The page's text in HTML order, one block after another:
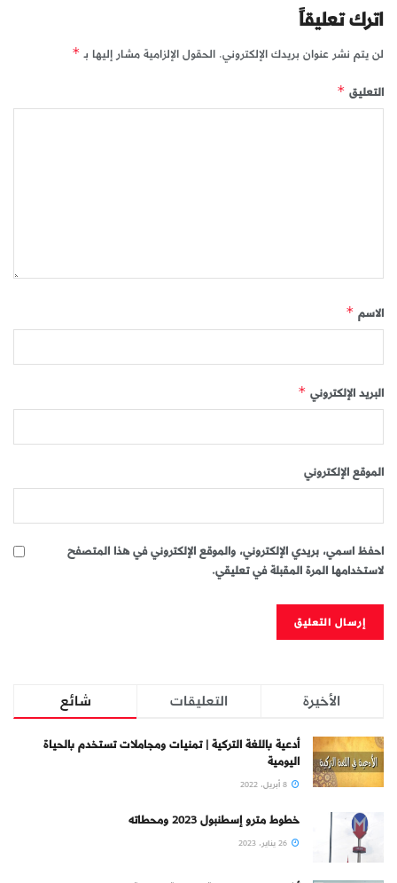
اترك تعليقاً
لن يتم نشر عنوان بريدك الإلكتروني. الحقول الإلزامية مشار إليها بـ *
التعليق *
الاسم *
البريد الإلكتروني *
الموقع الإلكتروني
احفظ اسمي، بريدي الإلكتروني، والموقع الإلكتروني في هذا المتصفح
لاستخدامها المرة المقبلة في تعليقي.
شائع التعليقات الأخيرة
أدعية باللغة التركية | تمنيات ومجاملات تستخدم بالحياة
اليومية
خطوط مترو إسطنبول 2023 ومحطاته